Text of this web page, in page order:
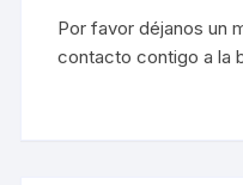
Por favor déjanos un
contacto contigo a la